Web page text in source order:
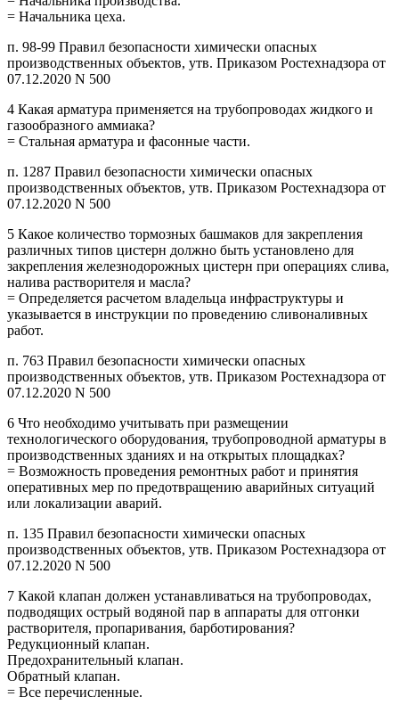
= Начальника цеха.
п. 98-99 Правил безопасности химически опасных
производственных объектов, утв. Приказом Ростехнадзора от
07.12.2020 N 500
4 Какая арматура применяется на трубопроводах жидкого и
газообразного аммиака?
= Стальная арматура и фасонные части.
п. 1287 Правил безопасности химически опасных
производственных объектов, утв. Приказом Ростехнадзора от
07.12.2020 N 500
5 Какое количество тормозных башмаков для закрепления
различных типов цистерн должно быть установлено для
закрепления железнодорожных цистерн при операциях слива,
налива растворителя и масла?
= Определяется расчетом владельца инфраструктуры и
указывается в инструкции по проведению сливоналивных
работ.
п. 763 Правил безопасности химически опасных
производственных объектов, утв. Приказом Ростехнадзора от
07.12.2020 N 500
6 Что необходимо учитывать при размещении
технологического оборудования, трубопроводной арматуры в
производственных зданиях и на открытых площадках?
= Возможность проведения ремонтных работ и принятия
оперативных мер по предотвращению аварийных ситуаций
или локализации аварий.
п. 135 Правил безопасности химически опасных
производственных объектов, утв. Приказом Ростехнадзора от
07.12.2020 N 500
7 Какой клапан должен устанавливаться на трубопроводах,
подводящих острый водяной пар в аппараты для отгонки
растворителя, пропаривания, барботирования?
Редукционный клапан.
Предохранительный клапан.
Обратный клапан.
= Все перечисленные.